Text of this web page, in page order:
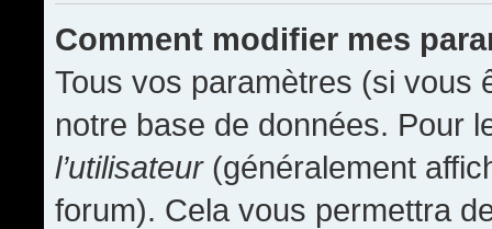
Comment modifier mes
Tous vos paramètres (si vous
notre base de données. Pour
l’utilisateur(généralement
forum). Cela vous permettra